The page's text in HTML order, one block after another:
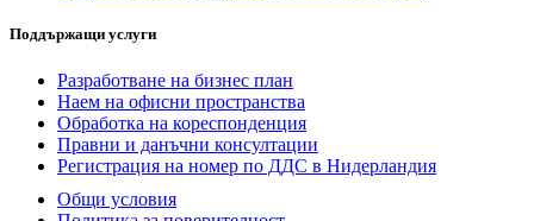
Поддържащи услуги
Разработване на бизнес план
Наем на офисни пространства
Обработка на кореспонденция
Правни и данъчни консултации
Регистрация на номер по ДДС в Нидерландия
Общи условия